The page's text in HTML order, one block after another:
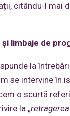
citându-l mai
limbaje de
la
se intervine în
o scurtă
la „